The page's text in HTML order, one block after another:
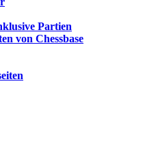
Partien
von Chessbase